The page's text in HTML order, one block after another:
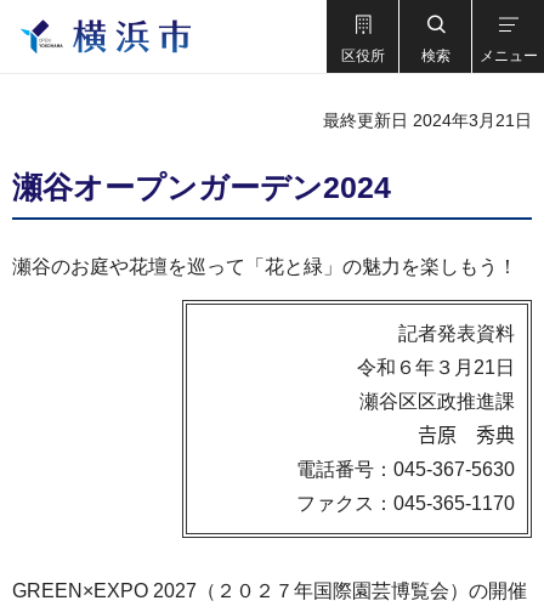
区役所 検索 メニュー
最終更新日 2024年3月21日
瀬谷オープンガーデン2024
瀬谷のお庭や花壇を巡って「花と緑」の魅力を楽しもう！
記者発表資料
令和６年３月21日
瀬谷区区政推進課
𠮷原 秀典
電話番号：045-367-5630
ファクス：045-365-1170
GREEN×EXPO 2027（２０２７年国際園芸博覧会）の開催